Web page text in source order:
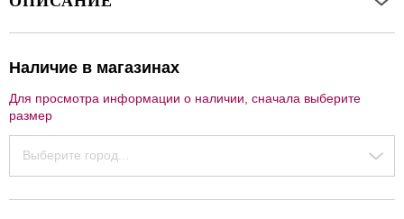
Наличие в магазинах
Для просмотра информации о наличии, сначала выберите
размер
Выберите город...